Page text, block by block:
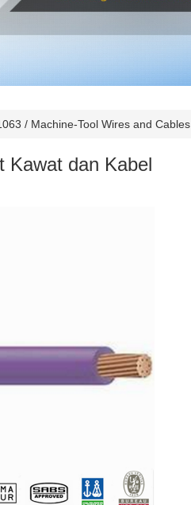
/ Machine-Tool Wires and Cables
Kawat dan Kabel